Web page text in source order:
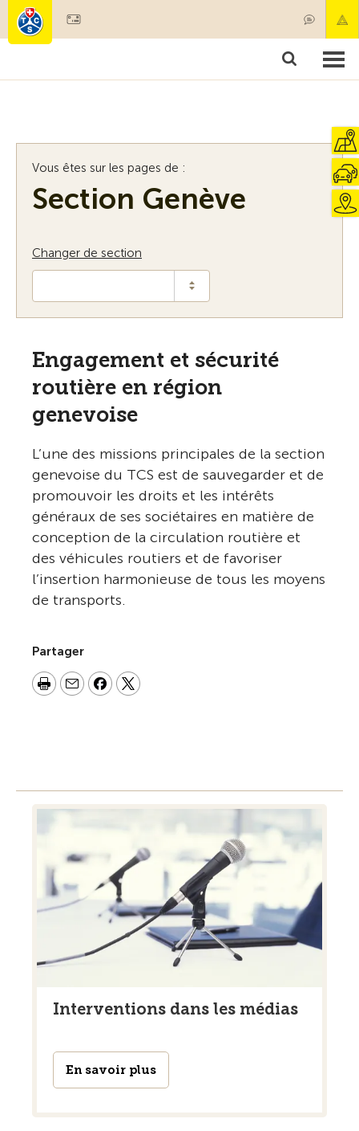
Membres & prestations
Vous êtes sur les pages de :
Section Genève
Changer de section
Engagement et sécurité
routière en région
genevoise
L’une des missions principales de la section
genevoise du TCS est de sauvegarder et de
promouvoir les droits et les intérêts
généraux de ses sociétaires en matière de
conception de la circulation routière et
des véhicules routiers et de favoriser
l’insertion harmonieuse de tous les moyens
de transports.
Partager
Interventions dans les médias
En savoir plus